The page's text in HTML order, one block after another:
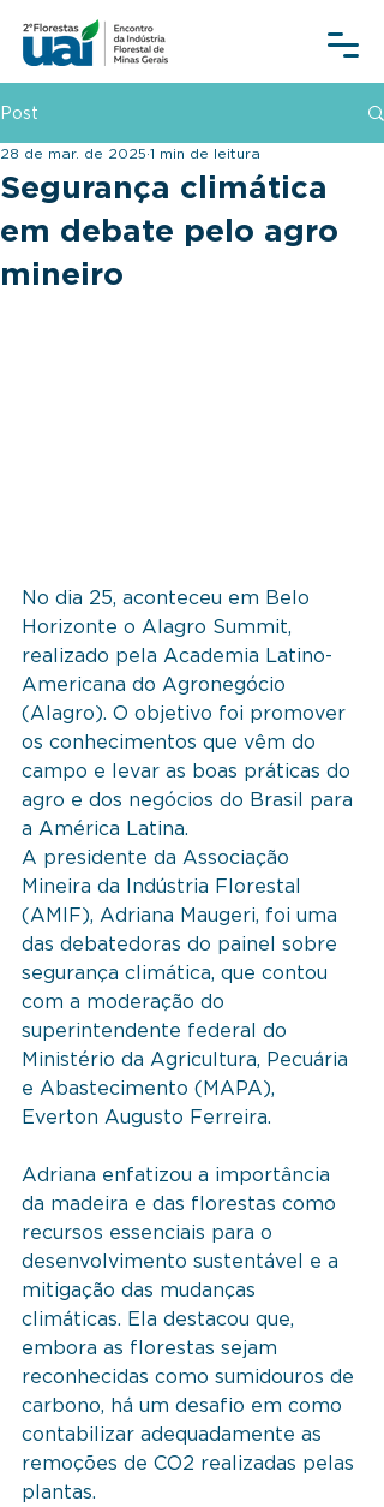
Post
Segurança climática
em debate pelo agro
mineiro
28 de mar. de 2025 1 min de leitura
No dia 25, aconteceu em Belo
Horizonte o Alagro Summit,
realizado pela Academia Latino-
Americana do Agronegócio
(Alagro). O objetivo foi promover
os conhecimentos que vêm do
campo e levar as boas práticas do
agro e dos negócios do Brasil para
a América Latina.
A presidente da Associação
Mineira da Indústria Florestal
(AMIF), Adriana Maugeri, foi uma
das debatedoras do painel sobre
segurança climática, que contou
com a moderação do
superintendente federal do
Ministério da Agricultura, Pecuária
e Abastecimento (MAPA),
Everton Augusto Ferreira.
Adriana enfatizou a importância
da madeira e das florestas como
recursos essenciais para o
desenvolvimento sustentável e a
mitigação das mudanças
climáticas. Ela destacou que,
embora as florestas sejam
reconhecidas como sumidouros de
carbono, há um desafio em como
contabilizar adequadamente as
remoções de CO2 realizadas pelas
plantas.